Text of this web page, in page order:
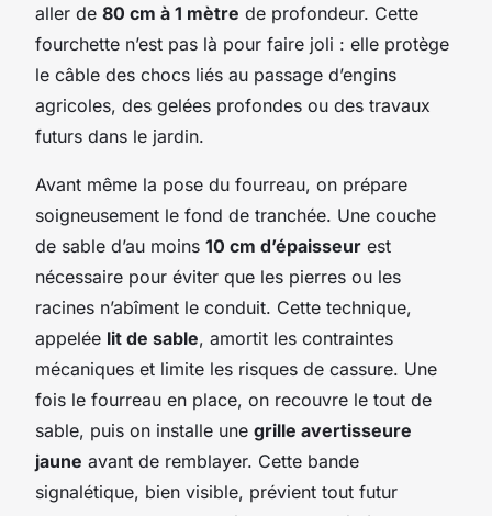
aller de 80 cm à 1 mètre de profondeur. Cette
fourchette n’est pas là pour faire joli : elle protège
le câble des chocs liés au passage d’engins
agricoles, des gelées profondes ou des travaux
futurs dans le jardin.
Avant même la pose du fourreau, on prépare
soigneusement le fond de tranchée. Une couche
de sable d’au moins 10 cm d’épaisseur est
nécessaire pour éviter que les pierres ou les
racines n’abîment le conduit. Cette technique,
appelée lit de sable, amortit les contraintes
mécaniques et limite les risques de cassure. Une
fois le fourreau en place, on recouvre le tout de
sable, puis on installe une grille avertisseure
jaune avant de remblayer. Cette bande
signalétique, bien visible, prévient tout futur